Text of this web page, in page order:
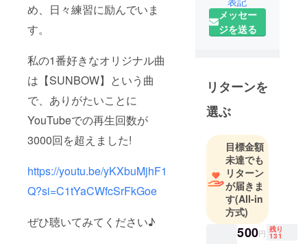
め、日々練習に励んでいま
す。
私の1番好きなオリジナル曲
は【SUNBOW】という曲
で、ありがたいことに
YouTubeでの再生回数が
3000回を超えました!
https://youtu.be/yKXbuMjhF1
Q?si=C1tYaCWfcSrFkGoe
ぜひ聴いてみてください♪
メッセー
ジを送る
リターンを
選ぶ
目標金額
未達でも
リターン
が届きま
す(All-in
方式)
500円 残り
131